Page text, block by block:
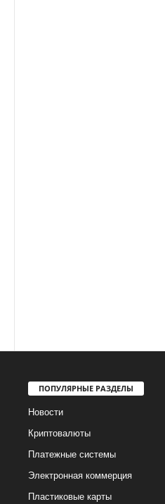
ПОПУЛЯРНЫЕ РАЗДЕЛЫ
Новости
Криптовалюты
Платежные системы
Электронная коммерция
Пластиковые карты